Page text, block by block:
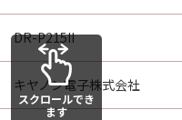
DR-P215II
キヤノン電子株式会社
スクロールでき
ます